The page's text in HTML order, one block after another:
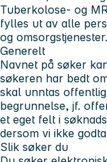
Tuberkolose- og
fylles ut av alle
og omsorgstjenester.
Generelt
Navnet på søker
søkeren har bedt
skal unntas
begrunnelse, jf.
et eget felt i
dersom vi ikke
Slik søker du